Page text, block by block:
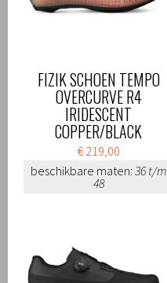
FIZIK SCHOEN TEMPO
OVERCURVE R4
IRIDESCENT
COPPER/BLACK
€ 219,00
beschikbare maten: 36 t/m
48